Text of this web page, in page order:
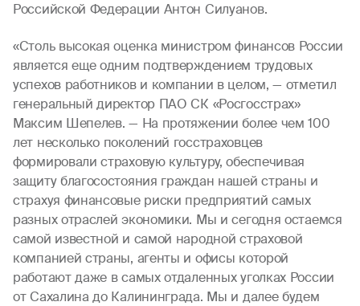
Российской Федерации Антон Силуанов.
«Столь высокая оценка министром финансов России
является еще одним подтверждением трудовых
успехов работников и компании в целом, — отметил
генеральный директор ПАО СК «Росгосстрах»
Максим Шепелев. — На протяжении более чем 100
лет несколько поколений госстраховцев
формировали страховую культуру, обеспечивая
защиту благосостояния граждан нашей страны и
страхуя финансовые риски предприятий самых
разных отраслей экономики. Мы и сегодня остаемся
самой известной и самой народной страховой
компанией страны, агенты и офисы которой
работают даже в самых отдаленных уголках России
от Сахалина до Калининграда. Мы и далее будем